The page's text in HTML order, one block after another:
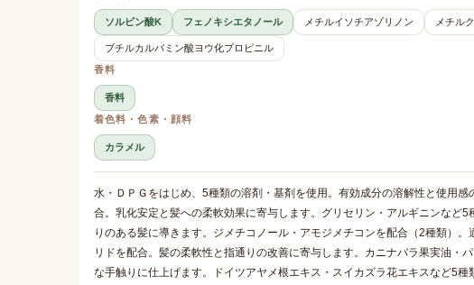
ソルビン酸K フェノキシエタノール メチルイソチアゾリノン メチル
ブチルカルバミン酸ヨウ化プロピニル
香料
香料
着色料・色素・顔料
カラメル
水・ＤＰＧをはじめ、5種類の溶剤・基剤を使用。有効成分の溶解性と使用
合。乳化安定と髪への柔軟効果に寄与します。グリセリン・アルギニンなど
りのある髪に導きます。ジメチコノール・アモジメチコンを配合（2種類）
リドを配合。髪の柔軟性と指通りの改善に寄与します。カニナバラ果実油・
な手触りに仕上げます。ドイツアヤメ根エキス・スイカズラ花エキスなど5